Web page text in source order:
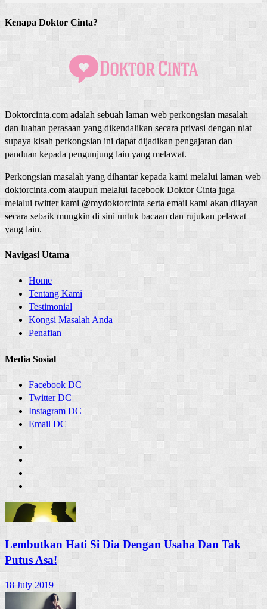
Kenapa Doktor Cinta?
Doktorcinta.com adalah sebuah laman web perkongsian masalah
dan luahan perasaan yang dikendalikan secara privasi dengan niat
supaya kisah perkongsian ini dapat dijadikan pengajaran dan
panduan kepada pengunjung lain yang melawat.
Perkongsian masalah yang dihantar kepada kami melalui laman web
doktorcinta.com ataupun melalui facebook Doktor Cinta juga
melalui twitter kami @mydoktorcinta serta email kami akan dilayan
secara sebaik mungkin di sini untuk bacaan dan rujukan pelawat
yang lain.
Navigasi Utama
Home
Tentang Kami
Testimonial
Kongsi Masalah Anda
Penafian
Media Sosial
Facebook DC
Twitter DC
Instagram DC
Email DC
Lembutkan Hati Si Dia Dengan Usaha Dan Tak
Putus Asa!
18 July 2019